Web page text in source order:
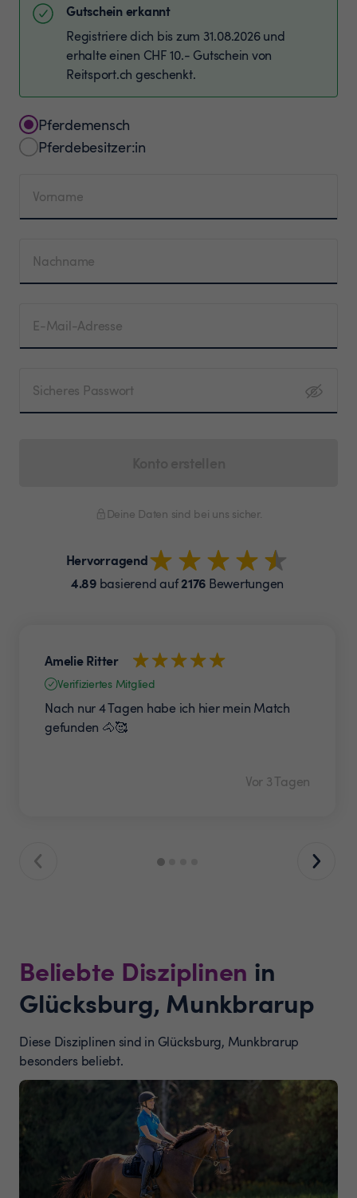
Gutschein erkannt
Registriere dich bis zum 31.08.2026 und
erhalte einen CHF 10.- Gutschein von
Reitsport.ch geschenkt.
Pferdemensch
Pferdebesitzer:in
Vorname
Nachname
E-Mail-Adresse
Sicheres Passwort
Deine Daten sind bei uns sicher.
Hervorragend
4.89basierend auf2176 Bewertungen
Amelie Ritter
Verifiziertes Mitglied
Nach nur 4 Tagen habe ich hier mein Match
gefunden 🐴🥰
Vor 3 Tagen
Beliebte Disziplinen in
Glücksburg, Munkbrarup
Diese Disziplinen sind in Glücksburg, Munkbrarup
besonders beliebt.